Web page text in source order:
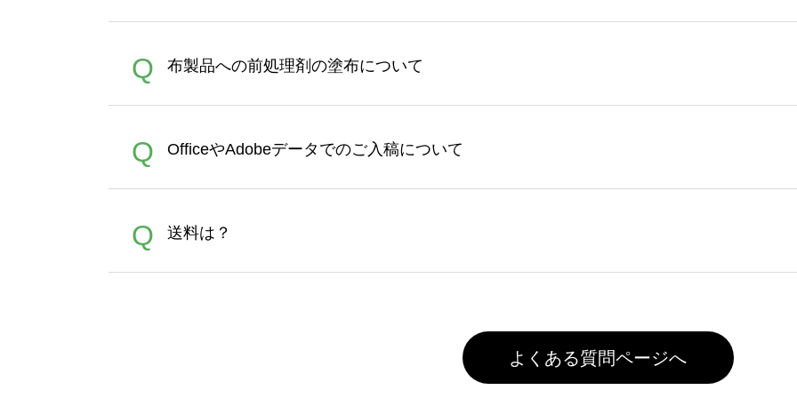
A
ポイントとして付与され、次回ご注文時に1ポイント＝1円としてお使いいただけます。ポイ
文時からご利用頂けます。ポイントの有効期限は一年間です。【会員ランク】過去10カ月の
れば、ランクにカウントがされません。
Q 布製品への前処理剤の塗布について
A
イト以外）のプリントは、濃色インクジェット印刷といって、プリントを定着させるための
品をお届けするため、処理剤は塗布されたままの状態で出荷を行っております。処理剤自体
文に関わらず、前処理剤が残った状態でお届けとなる場合がございます。※2 濃色は淡色に
Q OfficeやAdobeデータでのご入稿について
A
Adobeデータ(AI,PSD)で保存して頂き、デザインツール上にアップロードをお願い致します。
Q 送料は？
よくある質問ページへ